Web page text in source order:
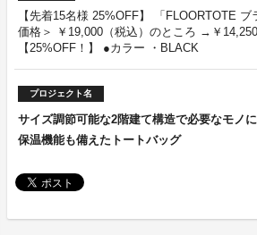
【先着15名様 25%OFF】 「FLOORTOTE
価格＞ ￥19,000（税込）のところ →￥
【25%OFF！】 ●カラー ・BLACK
プロジェクト名
サイズ調節可能な2階建て構造で必要なモノ
保温機能も備えたトートバッグ